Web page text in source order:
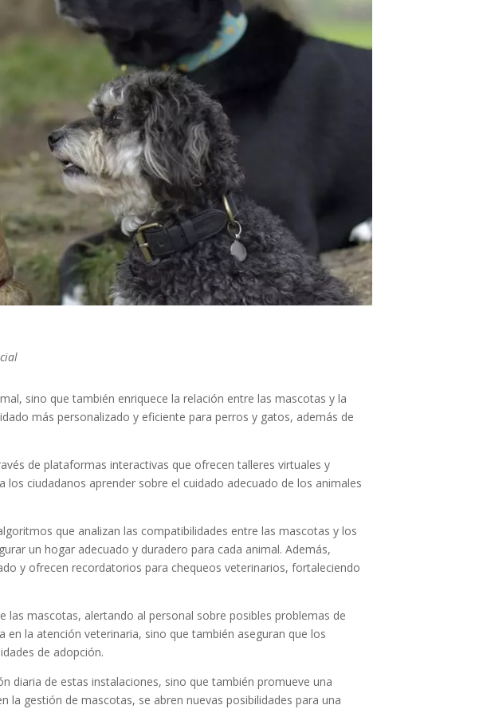
sino que también enriquece la relación entre las mascotas y la
más personalizado y eficiente para perros y gatos, además de
de plataformas interactivas que ofrecen talleres virtuales y
ciudadanos aprender sobre el cuidado adecuado de los animales
que analizan las compatibilidades entre las mascotas y los
un hogar adecuado y duradero para cada animal. Además,
y ofrecen recordatorios para chequeos veterinarios, fortaleciendo
mascotas, alertando al personal sobre posibles problemas de
la atención veterinaria, sino que también aseguran que los
de adopción.
diaria de estas instalaciones, sino que también promueve una
gestión de mascotas, se abren nuevas posibilidades para una